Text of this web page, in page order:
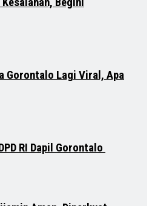
Gorontalo Lagi Viral, Apa
RI Dapil Gorontalo